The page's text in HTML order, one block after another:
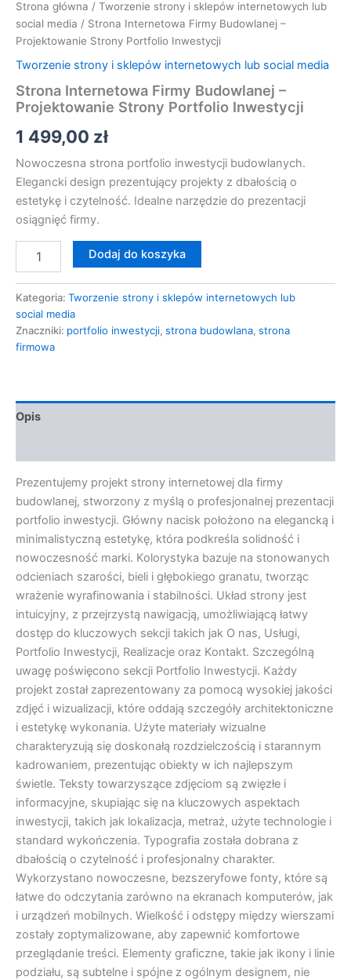
Strona główna / Tworzenie strony i sklepów internetowych lub
social media / Strona Internetowa Firmy Budowlanej –
Projektowanie Strony Portfolio Inwestycji
Tworzenie strony i sklepów internetowych lub social media
Strona Internetowa Firmy Budowlanej –
Projektowanie Strony Portfolio Inwestycji
1 499,00 zł
Nowoczesna strona portfolio inwestycji budowlanych.
Elegancki design prezentujący projekty z dbałością o
estetykę i czytelność. Idealne narzędzie do prezentacji
osiągnięć firmy.
Dodaj do koszyka
Kategoria: Tworzenie strony i sklepów internetowych lub
social media
Znaczniki: portfolio inwestycji, strona budowlana, strona
firmowa
Opis
Prezentujemy projekt strony internetowej dla firmy
budowlanej, stworzony z myślą o profesjonalnej prezentacji
portfolio inwestycji. Główny nacisk położono na elegancką i
minimalistyczną estetykę, która podkreśla solidność i
nowoczesność marki. Kolorystyka bazuje na stonowanych
odcieniach szarości, bieli i głębokiego granatu, tworząc
wrażenie wyrafinowania i stabilności. Układ strony jest
intuicyjny, z przejrzystą nawigacją, umożliwiającą łatwy
dostęp do kluczowych sekcji takich jak O nas, Usługi,
Portfolio Inwestycji, Realizacje oraz Kontakt. Szczególną
uwagę poświęcono sekcji Portfolio Inwestycji. Każdy
projekt został zaprezentowany za pomocą wysokiej jakości
zdjęć i wizualizacji, które oddają szczegóły architektoniczne
i estetykę wykonania. Użyte materiały wizualne
charakteryzują się doskonałą rozdzielczością i starannym
kadrowaniem, prezentując obiekty w ich najlepszym
świetle. Teksty towarzyszące zdjęciom są zwięzłe i
informacyjne, skupiając się na kluczowych aspektach
inwestycji, takich jak lokalizacja, metraż, użyte technologie i
standard wykończenia. Typografia została dobrana z
dbałością o czytelność i profesjonalny charakter.
Wykorzystano nowoczesne, bezszeryfowe fonty, które są
łatwe do odczytania zarówno na ekranach komputerów, jak
i urządzeń mobilnych. Wielkość i odstępy między wierszami
zostały zoptymalizowane, aby zapewnić komfortowe
przeglądanie treści. Elementy graficzne, takie jak ikony i linie
podziału, są subtelne i spójne z ogólnym designem, nie